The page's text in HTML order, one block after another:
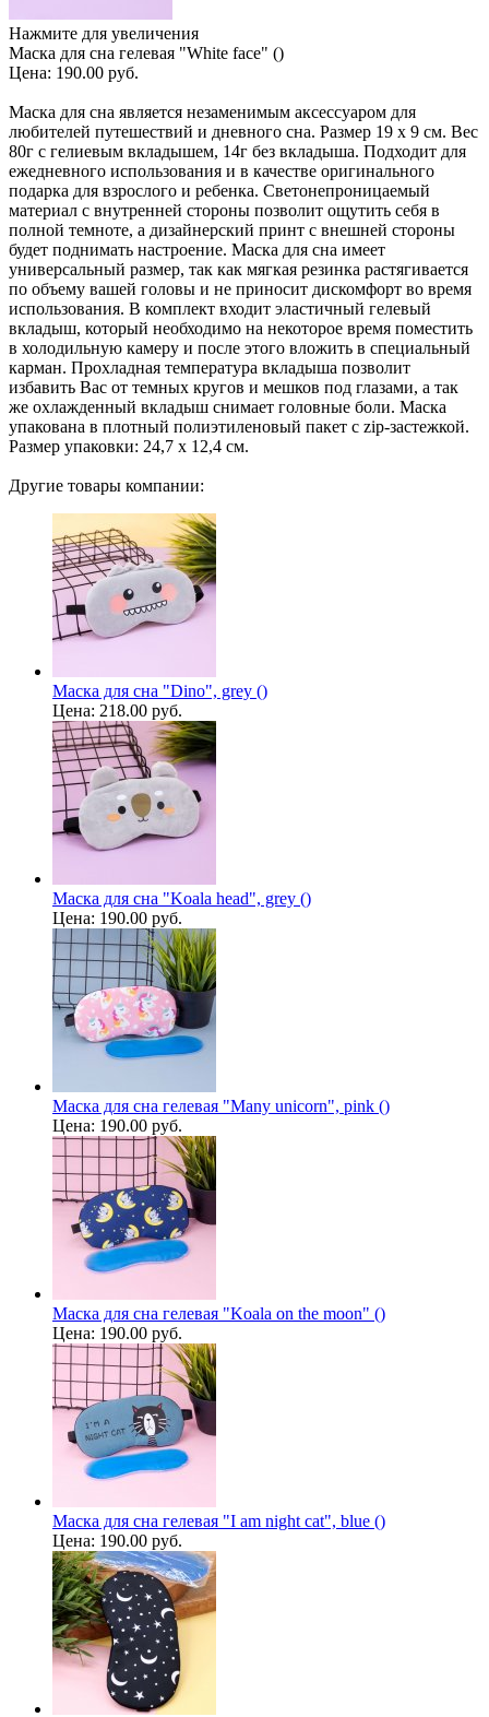
Нажмите для увеличения
Маска для сна гелевая "White face" ()
Цена: 190.00 руб.
Маска для сна является незаменимым аксессуаром для
любителей путешествий и дневного сна. Размер 19 x 9 см. Вес
80г с гелиевым вкладышем, 14г без вкладыша. Подходит для
ежедневного использования и в качестве оригинального
подарка для взрослого и ребенка. Светонепроницаемый
материал с внутренней стороны позволит ощутить себя в
полной темноте, а дизайнерский принт с внешней стороны
будет поднимать настроение. Маска для сна имеет
универсальный размер, так как мягкая резинка растягивается
по объему вашей головы и не приносит дискомфорт во время
использования. В комплект входит эластичный гелевый
вкладыш, который необходимо на некоторое время поместить
в холодильную камеру и после этого вложить в специальный
карман. Прохладная температура вкладыша позволит
избавить Вас от темных кругов и мешков под глазами, а так
же охлажденный вкладыш снимает головные боли. Маска
упакована в плотный полиэтиленовый пакет с zip-застежкой.
Размер упаковки: 24,7 х 12,4 см.
Другие товары компании:
Маска для сна "Dino", grey ()
Цена: 218.00 руб.
Маска для сна "Koala head", grey ()
Цена: 190.00 руб.
Маска для сна гелевая "Many unicorn", pink ()
Цена: 190.00 руб.
Маска для сна гелевая "Koala on the moon" ()
Цена: 190.00 руб.
Маска для сна гелевая "I am night cat", blue ()
Цена: 190.00 руб.